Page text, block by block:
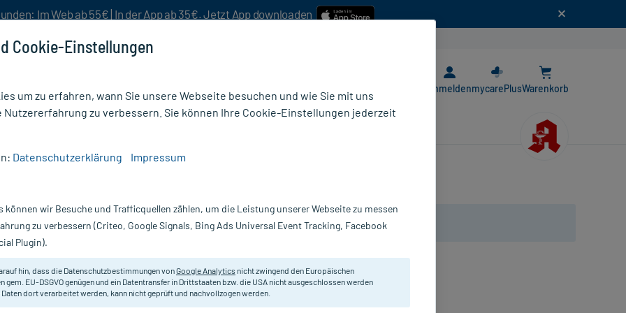
Im Web ab 55€ | In der App ab 35€. Jetzt App downloaden
AnmeldenmycarePlusWarenkorb
Nur für kurze Zeit:Gratis-Versand* ab 19€ Mindestbestellwert!
200 ml Hans Karrer
Hautpflege bei trockener Haut.
Cookie-Einstellungen
um zu erfahren, wann Sie unsere Webseite besuchen und wie Sie mit uns
Nutzererfahrung zu verbessern. Sie können Ihre Cookie-Einstellungen jederzeit
Datenschutzerklärung Impressum
können wir Besuche und Trafficquellen zählen, um die Leistung unserer Webseite zu messen
zu verbessern (Criteo, Google Signals, Bing Ads Universal Event Tracking, Facebook
Plugin).
hin, dass die Datenschutzbestimmungen vonGoogle Analytics nicht zwingend den Europäischen
gem. EU-DSGVO genügen und ein Datentransfer in Drittstaaten bzw. die USA nicht ausgeschlossen werden
Daten dort verarbeitet werden, kann nicht geprüft und nachvollzogen werden.